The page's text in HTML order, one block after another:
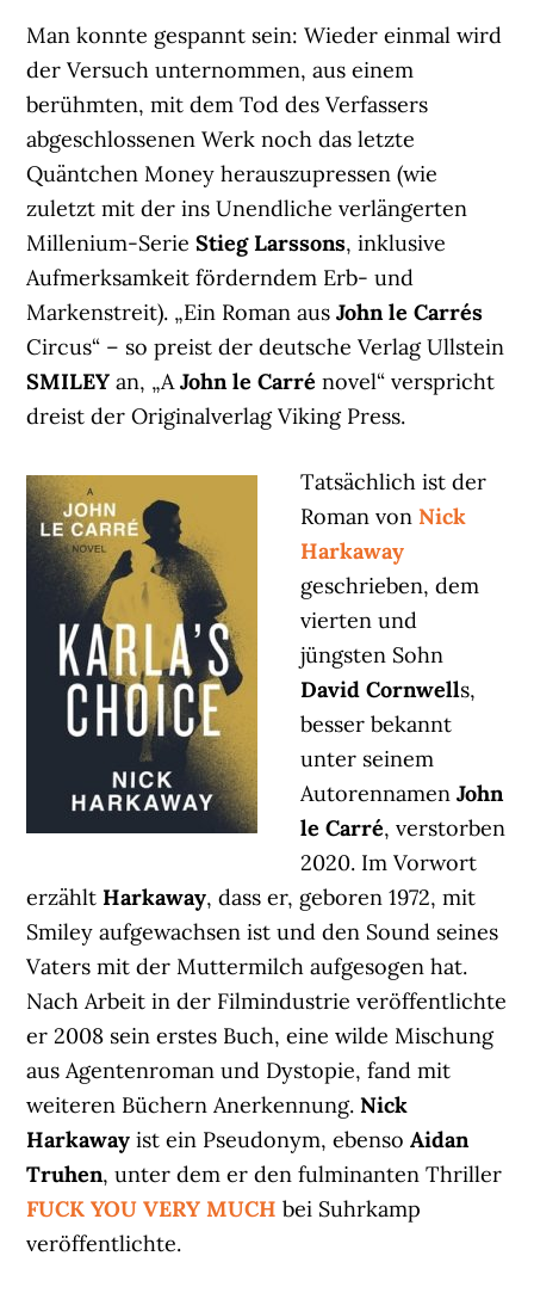
Man konnte gespannt sein: Wieder einmal wird
der Versuch unternommen, aus einem
berühmten, mit dem Tod des Verfassers
abgeschlossenen Werk noch das letzte
Quäntchen Money herauszupressen (wie
zuletzt mit der ins Unendliche verlängerten
Millenium-SerieStieg Larssons, inklusive
Aufmerksamkeit förderndem Erb- und
Markenstreit). „Ein Roman ausJohn le Carrés
Circus“ – so preist der deutsche Verlag Ullstein
SMILEY an, „AJohn le Carrénovel“ verspricht
dreist der Originalverlag Viking Press.
Tatsächlich ist der
Roman vonNick
Harkaway
geschrieben, dem
vierten und
jüngsten Sohn
David Cornwells,
besser bekannt
unter seinem
AutorennamenJohn
le Carré, verstorben
2020. Im Vorwort
erzähltHarkaway, dass er, geboren 1972, mit
Smiley aufgewachsen ist und den Sound seines
Vaters mit der Muttermilch aufgesogen hat.
Nach Arbeit in der Filmindustrie veröffentlichte
er 2008 sein erstes Buch, eine wilde Mischung
aus Agentenroman und Dystopie, fand mit
weiteren Büchern Anerkennung.Nick
Harkaway ist ein Pseudonym, ebensoAidan
Truhen, unter dem er den fulminanten Thriller
FUCK YOU VERY MUCH bei Suhrkamp
veröffentlichte.